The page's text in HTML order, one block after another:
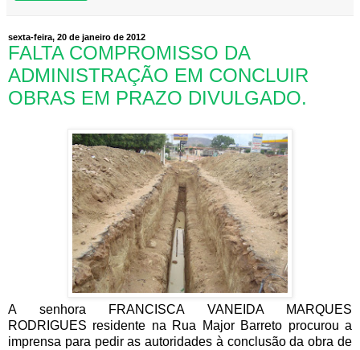
sexta-feira, 20 de janeiro de 2012
FALTA COMPROMISSO DA
ADMINISTRAÇÃO EM CONCLUIR
OBRAS EM PRAZO DIVULGADO.
A senhora FRANCISCA VANEIDA MARQUES
RODRIGUES residente na Rua Major Barreto procurou a
imprensa para pedir as autoridades à conclusão da obra de